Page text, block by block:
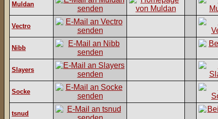
Muldan
Vectro
Nibb
Slayers
Socke
tsnud